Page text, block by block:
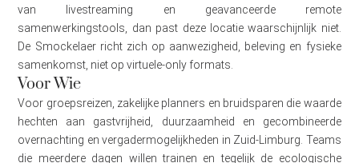
van livestreaming en geavanceerde remote
samenwerkingstools, dan past deze locatie waarschijnlijk niet.
De Smockelaer richt zich op aanwezigheid, beleving en fysieke
samenkomst, niet op virtuele-only formats.
Voor Wie
Voor groepsreizen, zakelijke planners en bruidsparen die waarde
hechten aan gastvrijheid, duurzaamheid en gecombineerde
overnachting en vergadermogelijkheden in Zuid-Limburg. Teams
die meerdere dagen willen trainen en tegelijk de ecologische